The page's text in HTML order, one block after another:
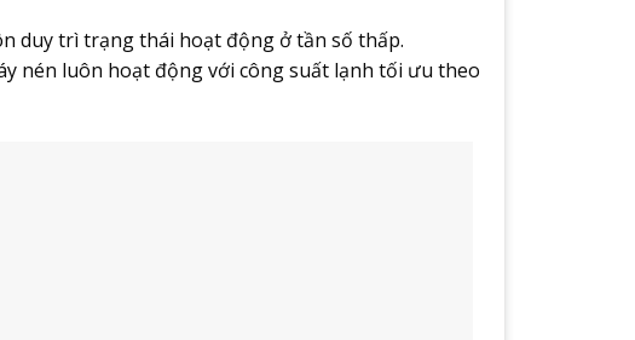
duy trì trạng thái hoạt động ở tần số thấp.
nén luôn hoạt động với công suất lạnh tối ưu theo